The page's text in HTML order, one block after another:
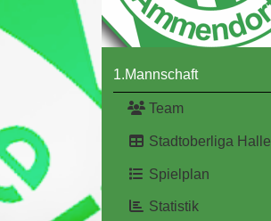
1.Mannschaft
Team
Stadtoberliga Halle
Spielplan
Statistik